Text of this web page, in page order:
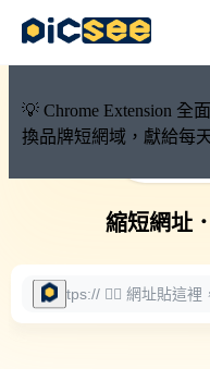
💡 Chrome Extension 全
換品牌短網域，獻給每
🚀
縮短網址．